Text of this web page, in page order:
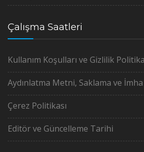
Çalışma Saatleri
Kullanım Koşulları ve Gizlilik
Aydınlatma Metni, Saklama ve
Çerez Politikası
Editör ve Güncelleme Tarihi